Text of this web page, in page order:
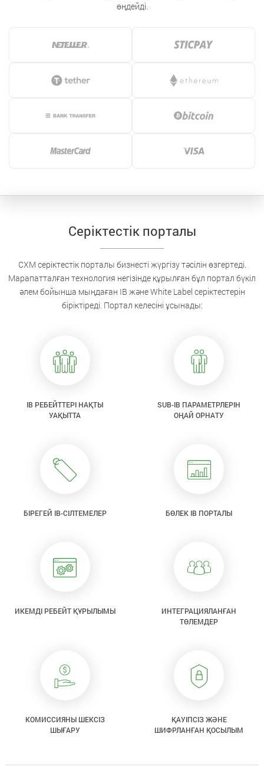
өңдейді.
Серіктестік порталы
CXM серіктестік порталы бизнесті жүргізу тәсілін өзгертеді.
Марапатталған технология негізінде құрылған бұл портал бүкіл
әлем бойынша мыңдаған IB және White Label серіктестерін
біріктіреді. Портал келесіні ұсынады:
IB РЕБЕЙТТЕРІ НАҚТЫ
УАҚЫТТА
SUB-IB ПАРАМЕТРЛЕРІН
ОҢАЙ ОРНАТУ
БІРЕГЕЙ IB-СІЛТЕМЕЛЕР БӨЛЕК IB ПОРТАЛЫ
ИКЕМДІ РЕБЕЙТ ҚҰРЫЛЫМЫ
ИНТЕГРАЦИЯЛАНҒАН
ТӨЛЕМДЕР
КОМИССИЯНЫ ШЕКСІЗ
ШЫҒАРУ
ҚАУІПСІЗ ЖӘНЕ
ШИФРЛАНҒАН ҚОСЫЛЫМ